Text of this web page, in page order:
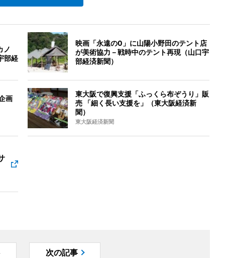
ノ
部経
映画「永遠の0」に山陽小野田のテント店
が美術協力－戦時中のテント再現（山口宇
部経済新聞）
画
東大阪で復興支援「ふっくら布ぞうり」販
売 「細く長い支援を」（東大阪経済新
聞）
東大阪経済新聞
次の記事